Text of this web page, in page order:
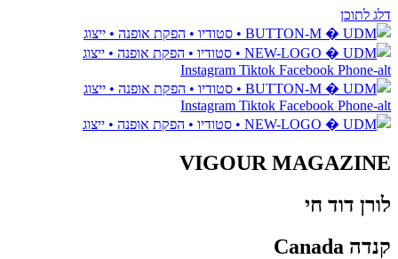
דלג לתוכן
Instagram Tiktok Facebook Phone-alt
Instagram Tiktok Facebook Phone-alt
VIGOUR MAGAZINE
לורן דוד חי
קנדה Canada